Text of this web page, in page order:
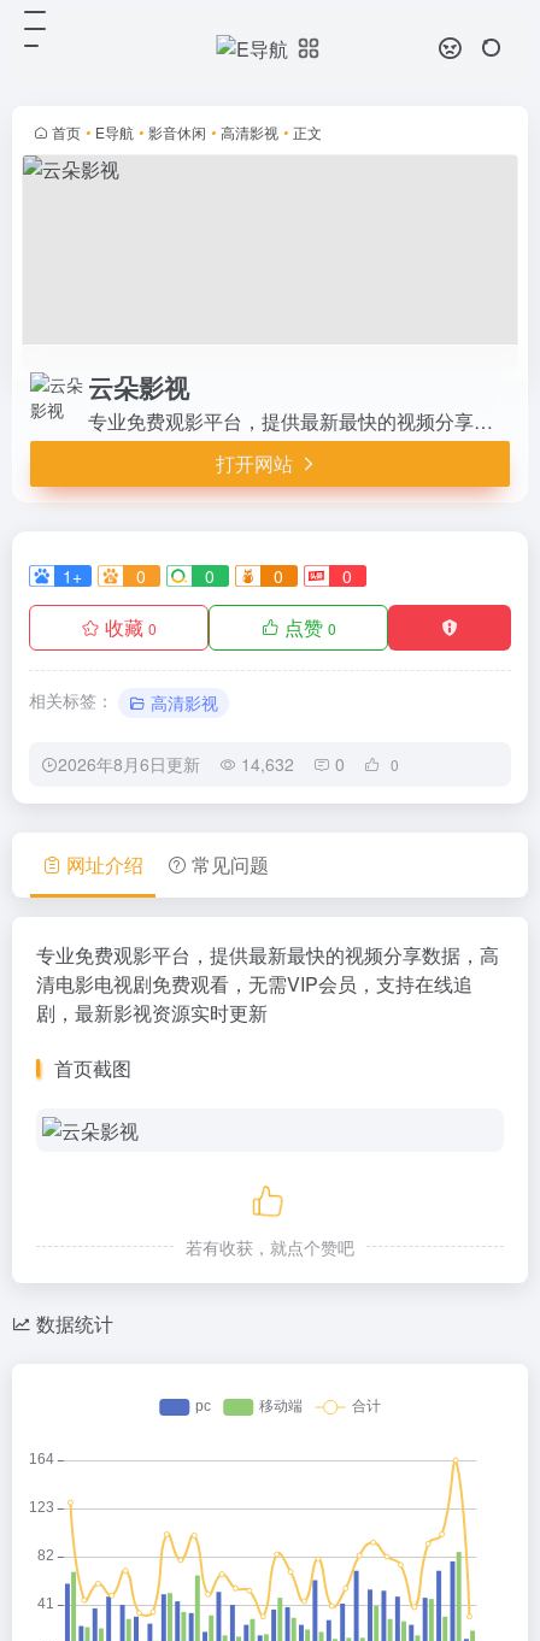
首页 • E导航 • 影音休闲 • 高清影视 • 正文
云朵影视
专业免费观影平台，提供最新最快的视频分享数据，高清电影电视剧免费观看，无需VIP会员，支持在线追剧，最新影视资源实时更新
打开网站
1+ 0 0 0 0
收藏 0 点赞 0
相关标签： 高清影视
2026年8月6日更新 14,632 0 0
观看，无需VIP会员，支持在线追
剧，最新影视资源实时更新
网址介绍 常见问题
专业免费观影平台，提供最新最快的视频分享数据，高
清电影电视剧免费观看，无需VIP会员，支持在线追
剧，最新影视资源实时更新
首页截图
若有收获，就点个赞吧
数据统计